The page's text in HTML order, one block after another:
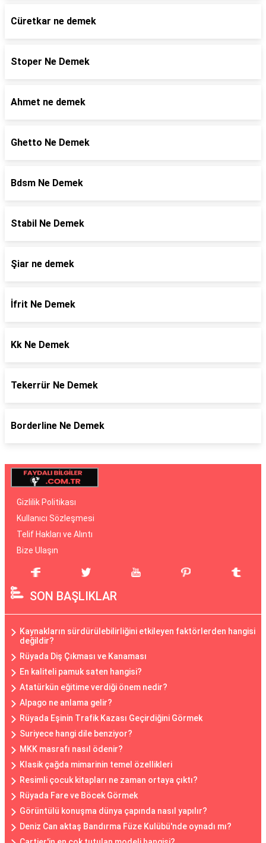
Cüretkar ne demek
Stoper Ne Demek
Ahmet ne demek
Ghetto Ne Demek
Bdsm Ne Demek
Stabil Ne Demek
Şiar ne demek
İfrit Ne Demek
Kk Ne Demek
Tekerrür Ne Demek
Borderline Ne Demek
Gizlilik Politikası
Kullanıcı Sözleşmesi
Telif Hakları ve Alıntı
Bize Ulaşın
SON BAŞLIKLAR
Kaynakların sürdürülebilirliğini etkileyen faktörlerden hangisi
değildir?
Rüyada Diş Çıkması ve Kanaması
En kaliteli pamuk saten hangisi?
Atatürkün eğitime verdiği önem nedir?
Alpago ne anlama gelir?
Rüyada Eşinin Trafik Kazası Geçirdiğini Görmek
Suriyece hangi dile benziyor?
MKK masrafı nasıl ödenir?
Klasik çağda mimarinin temel özellikleri
Resimli çocuk kitapları ne zaman ortaya çıktı?
Rüyada Fare ve Böcek Görmek
Görüntülü konuşma dünya çapında nasıl yapılır?
Deniz Can aktaş Bandırma Füze Kulübü'nde oynadı mı?